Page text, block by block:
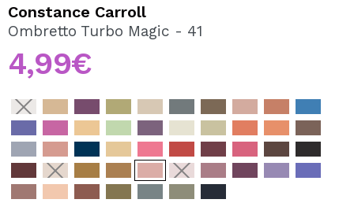
Creando un account su Maquibeauty.it potrai fare i tuoi
acquisti velocemente, controllare lo stato dei tuoi ordini e
consultare le tue operazioni precedenti.
CREARE UN ACCOUNT
Constance Carroll
Ombretto Turbo Magic - 41
4,99€